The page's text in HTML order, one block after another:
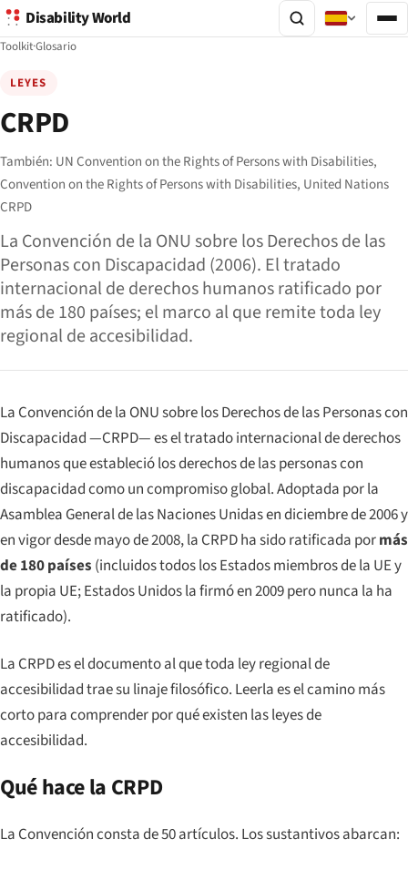
Disability World
Toolkit·Glosario
LEYES
CRPD
También: UN Convention on the Rights of Persons with Disabilities,
Convention on the Rights of Persons with Disabilities, United Nations
CRPD
La Convención de la ONU sobre los Derechos de las
Personas con Discapacidad (2006). El tratado
internacional de derechos humanos ratificado por
más de 180 países; el marco al que remite toda ley
regional de accesibilidad.
La Convención de la ONU sobre los Derechos de las Personas con
Discapacidad —CRPD— es el tratado internacional de derechos
humanos que estableció los derechos de las personas con
discapacidad como un compromiso global. Adoptada por la
Asamblea General de las Naciones Unidas en diciembre de 2006 y
en vigor desde mayo de 2008, la CRPD ha sido ratificada pormás
de 180 países (incluidos todos los Estados miembros de la UE y
la propia UE; Estados Unidos la firmó en 2009 pero nunca la ha
ratificado).
La CRPD es el documento al que toda ley regional de
accesibilidad trae su linaje filosófico. Leerla es el camino más
corto para comprenderpor quéexisten las leyes de
accesibilidad.
Qué hace la CRPD
La Convención consta de 50 artículos. Los sustantivos abarcan: